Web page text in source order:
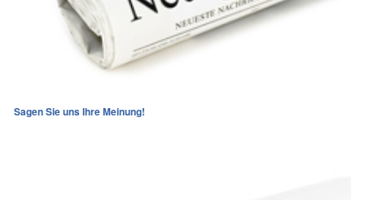
Sagen Sie uns Ihre Meinung!